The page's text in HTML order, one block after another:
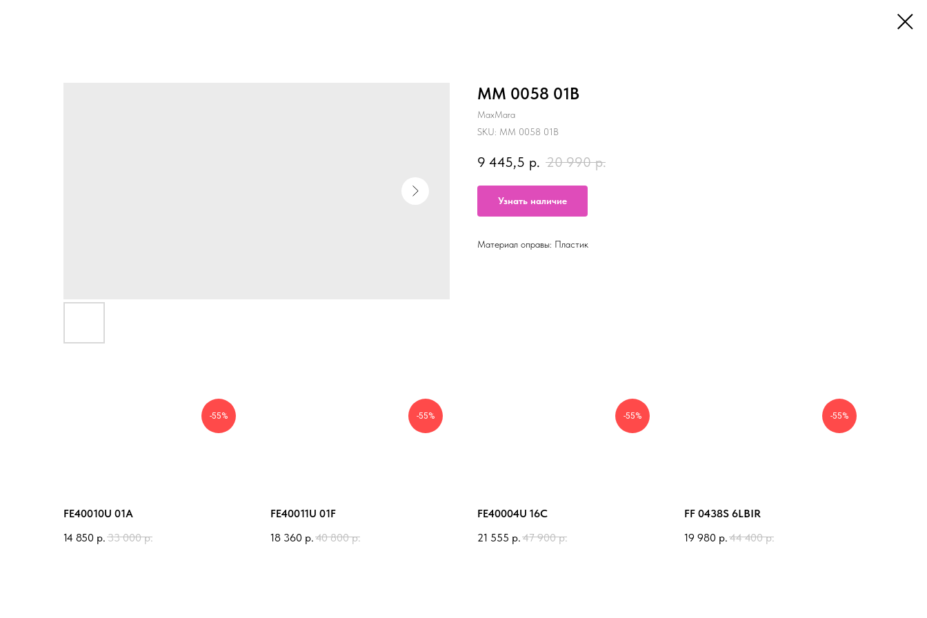
MM 0058 01B
MaxMara
SKU: MM 0058 01B
9 445,5 р. 20 990 р.
Узнать наличие
Материал оправы: Пластик
-55%
FE40010U 01A
14 850 р. 33 000 р.
-55%
FE40011U 01F
18 360 р. 40 800 р.
-55%
FE40004U 16C
21 555 р. 47 900 р.
-55%
FF 0438S 6LBIR
19 980 р. 44 400 р.